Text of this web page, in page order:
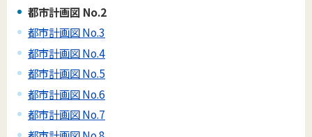
都市計画図 No.2
都市計画図 No.3
都市計画図 No.4
都市計画図 No.5
都市計画図 No.6
都市計画図 No.7